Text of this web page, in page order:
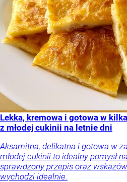
Lekka, kremowa i gotowa w
z młodej cukinii na letnie dni
Aksamitna, delikatna i gotowa w
młodej cukinii to idealny pomysł
sprawdzony przepis oraz
wychodzi idealnie.